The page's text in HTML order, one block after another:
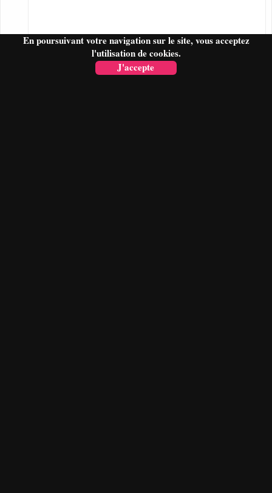
En poursuivant votre navigation sur le site, vous acceptez
l'utilisation de cookies.
J'accepte